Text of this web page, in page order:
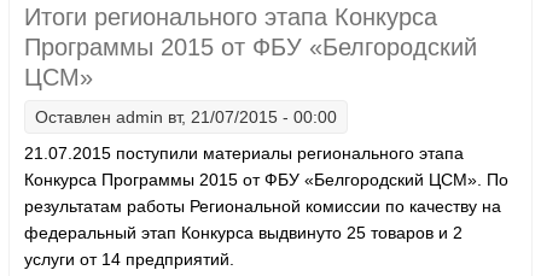
Итоги регионального этапа Конкурса
Программы 2015 от ФБУ «Белгородский
ЦСМ»
Оставлен admin вт, 21/07/2015 - 00:00
21.07.2015 поступили материалы регионального этапа
Конкурса Программы 2015 от ФБУ «Белгородский ЦСМ». По
результатам работы Региональной комиссии по качеству на
федеральный этап Конкурса выдвинуто 25 товаров и 2
услуги от 14 предприятий.